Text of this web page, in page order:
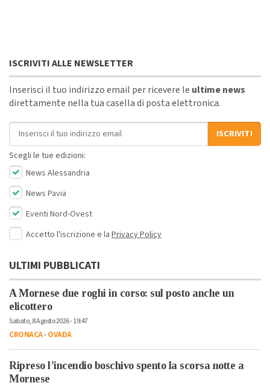
ISCRIVITI ALLE NEWSLETTER
Inserisci il tuo indirizzo email per ricevere le ultime news
direttamente nella tua casella di posta elettronica.
Indirizzo email
ISCRIVITI
Scegli le tue edizioni:
News Alessandria
News Pavia
Eventi Nord-Ovest
Accetto l'iscrizione e la Privacy Policy
ULTIMI PUBBLICATI
A Mornese due roghi in corso: sul posto anche un
elicottero
Sabato, 8 Agosto 2026 - 19:47
CRONACA-OVADA
Ripreso l’incendio boschivo spento la scorsa notte a
Mornese